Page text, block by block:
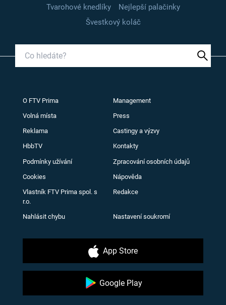
Tvarohové knedlíky
Nejlepší palačinky
Švestkový koláč
O FTV Prima Management
Volná místa Press
Reklama Castingy a výzvy
HbbTV Kontakty
Podmínky užívání Zpracování osobních údajů
Cookies Nápověda
Vlastník FTV Prima spol. s
r.o.
Redakce
Nahlásit chybu Nastavení soukromí
App Store
Google Play